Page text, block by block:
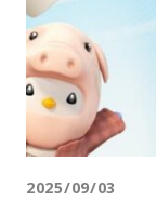
2025/09/03